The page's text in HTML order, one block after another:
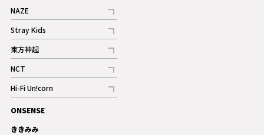
NAZE
記事
Stray Kids
記事
東方神起
記事
NCT
記事
Hi-Fi Un!corn
記事
ギャラリー
ONSENSE
ききみみ